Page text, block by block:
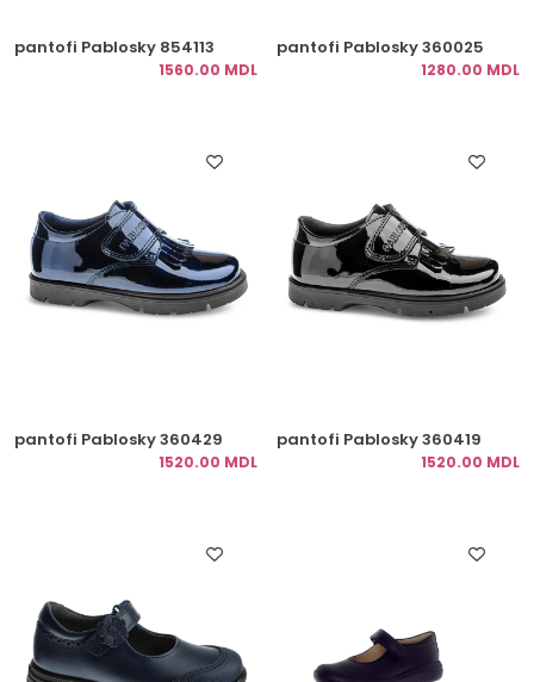
pantofi Pablosky 854113
1560.00 MDL
pantofi Pablosky 360025
1280.00 MDL
pantofi Pablosky 360429
1520.00 MDL
pantofi Pablosky 360419
1520.00 MDL